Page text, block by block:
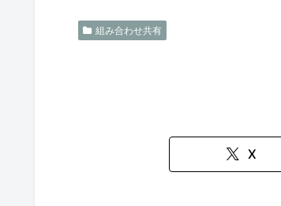
組み合わせ共有
X